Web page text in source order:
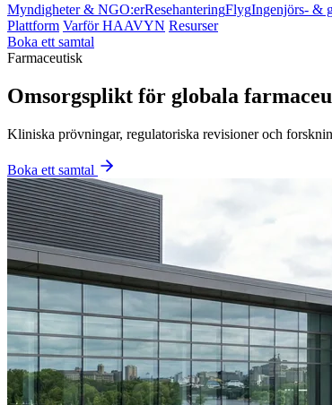
Myndigheter & NGO:erResehanteringFlygIngenjörs- &
Plattform Varför HAAVYN Resurser
Boka ett samtal
Farmaceutisk
Omsorgsplikt för globala
Kliniska prövningar, regulatoriska revisioner och
Boka ett samtal